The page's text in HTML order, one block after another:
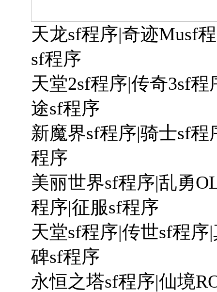
天龙sf程序|奇迹Musf
sf程序
天堂2sf程序|传奇3sf
途sf程序
新魔界sf程序|骑士sf
程序
美丽世界sf程序|乱勇
程序|征服sf程序
天堂sf程序|传世sf程
碑sf程序
永恒之塔sf程序|仙境